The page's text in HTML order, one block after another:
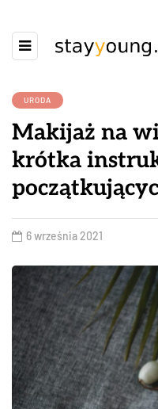
URODA
Makijaż na
krótka
6 września 2021